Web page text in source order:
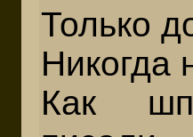
Только
Никогда
Как